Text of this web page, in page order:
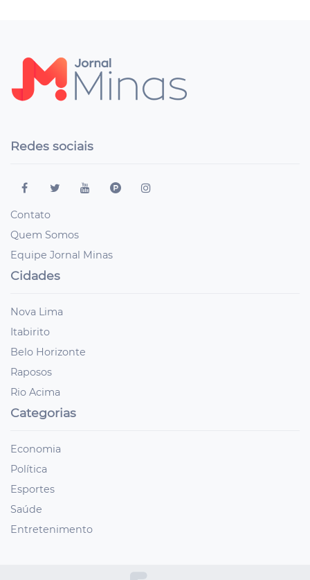
Redes sociais
Contato
Quem Somos
Equipe Jornal Minas
Cidades
Nova Lima
Itabirito
Belo Horizonte
Raposos
Rio Acima
Categorias
Economia
Política
Esportes
Saúde
Entretenimento